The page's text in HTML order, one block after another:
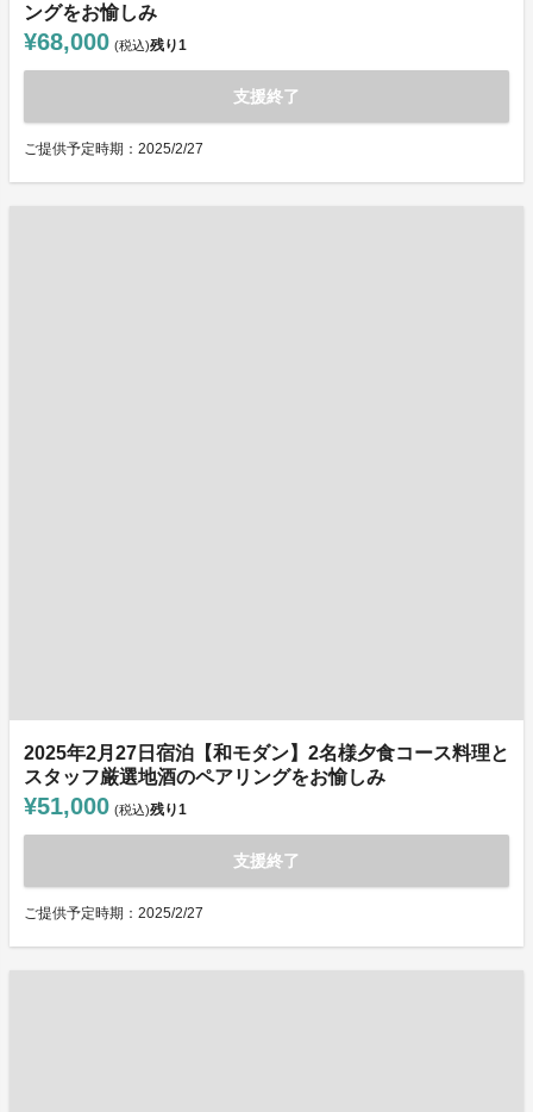
ングをお愉しみ
¥68,000 (税込)残り1
支援終了
ご提供予定時期：2025/2/27
2025年2月27日宿泊【和モダン】2名様夕食コース料理と
スタッフ厳選地酒のペアリングをお愉しみ
¥51,000 (税込)残り1
支援終了
ご提供予定時期：2025/2/27